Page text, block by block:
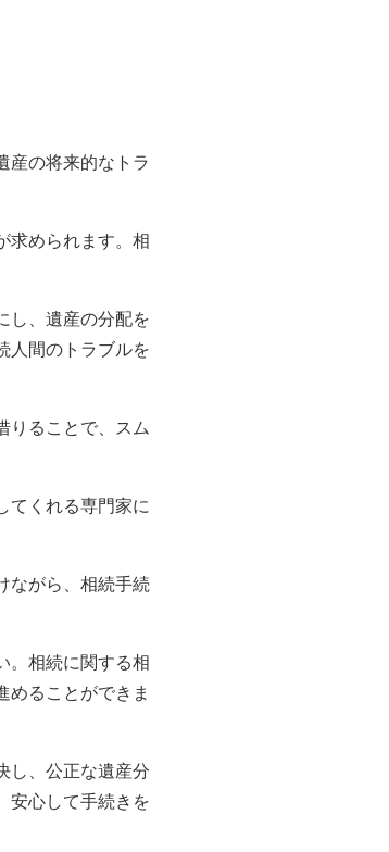
産の将来的なトラ
求められます。相
し、遺産の分配を
人間のトラブルを
りることで、スム
てくれる専門家に
ながら、相続手続
。相続に関する相
めることができま
し、公正な遺産分
安心して手続きを